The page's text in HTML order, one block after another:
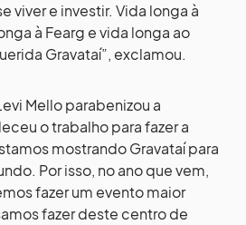
viver e investir. Vida longa à
à Fearg e vida longa ao
Gravataí”, exclamou.
Mello parabenizou a
o trabalho para fazer a
mostrando Gravataí para
Por isso, no ano que vem,
fazer um evento maior
fazer deste centro de